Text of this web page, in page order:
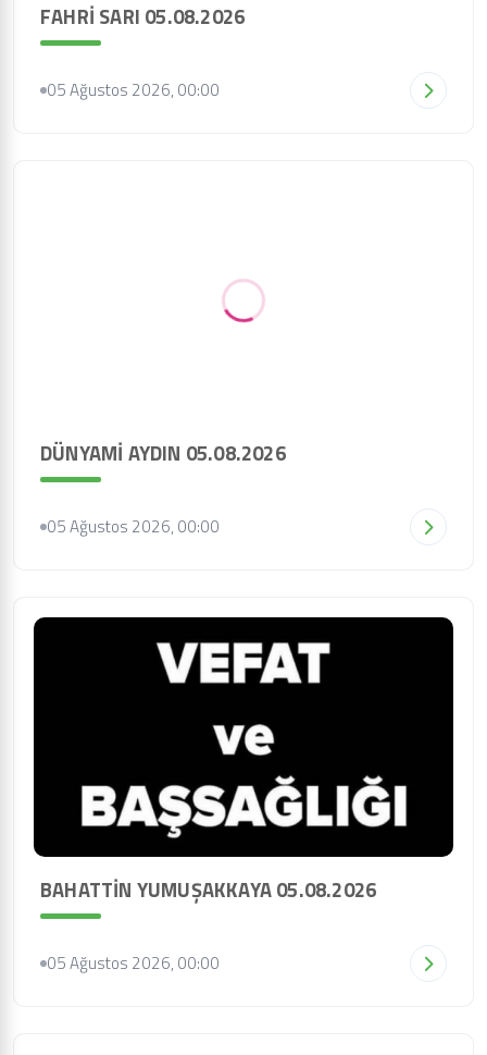
FAHRİ SARI 05.08.2026
05 Ağustos 2026, 00:00
DÜNYAMİ AYDIN 05.08.2026
05 Ağustos 2026, 00:00
BAHATTİN YUMUŞAKKAYA 05.08.2026
05 Ağustos 2026, 00:00